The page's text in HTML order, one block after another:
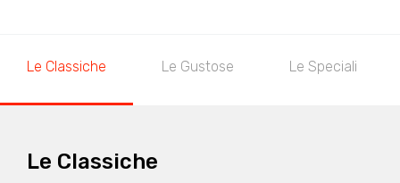
Le Classiche Le Gustose Le Speciali
Le Classiche